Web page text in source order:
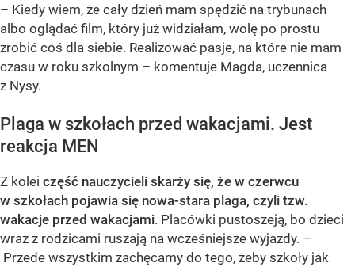
– Kiedy wiem, że cały dzień mam spędzić na trybunach
albo oglądać film, który już widziałam, wolę po prostu
zrobić coś dla siebie. Realizować pasje, na które nie mam
czasu w roku szkolnym – komentuje Magda, uczennica
z Nysy.
Plaga w szkołach przed wakacjami. Jest
reakcja MEN
Z kolei część nauczycieli skarży się, że w czerwcu
w szkołach pojawia się nowa-stara plaga, czyli tzw.
wakacje przed wakacjami. Placówki pustoszeją, bo dzieci
wraz z rodzicami ruszają na wcześniejsze wyjazdy. –
Przede wszystkim zachęcamy do tego, żeby szkoły jak